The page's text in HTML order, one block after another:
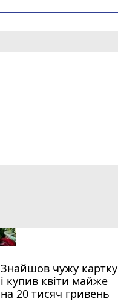
Знайшов чужу картку
і купив квіти майже
на 20 тисяч гривень